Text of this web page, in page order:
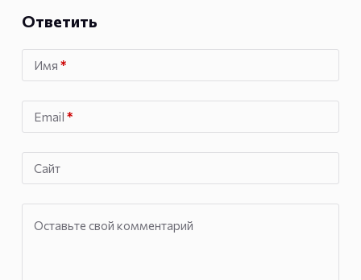
Ответить
Имя *
Email *
Сайт
Оставьте свой комментарий